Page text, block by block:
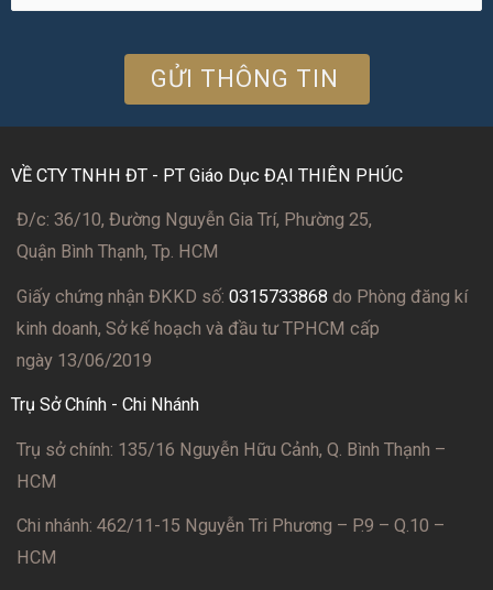
VỀ CTY TNHH ĐT - PT Giáo Dục ĐẠI THIÊN PHÚC
Đ/c: 36/10, Đường Nguyễn Gia Trí, Phường 25,
Quận Bình Thạnh, Tp. HCM
Giấy chứng nhận ĐKKD số: 0315733868 do Phòng đăng kí
kinh doanh, Sở kế hoạch và đầu tư TPHCM cấp
ngày 13/06/2019
Trụ Sở Chính - Chi Nhánh
Trụ sở chính: 135/16 Nguyễn Hữu Cảnh, Q. Bình Thạnh –
HCM
Chi nhánh: 462/11-15 Nguyễn Tri Phương – P.9 – Q.10 –
HCM